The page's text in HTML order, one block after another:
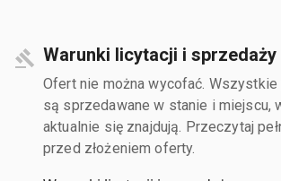
Warunki licytacji i sprzedaży
Ofert nie można wycofać.
są sprzedawane w stanie i miejscu,
aktualnie się znajdują. Przeczytaj
przed złożeniem oferty.